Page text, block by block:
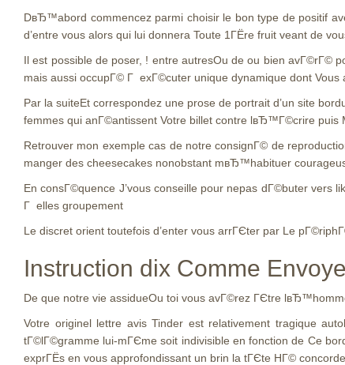
DвЂ™abord commencez parmi choisir le bon type de positif
d’entre vous alors qui lui donnera Toute 1ГЁre fruit veant de
Il est possible de poser, ! entre autresOu de ou bien avГ©rГ©
mais aussi occupГ© Г exГ©cuter unique dynamique dont
Par la suiteEt correspondez une prose de portrait d’un site
femmes qui anГ©antissent Votre billet contre lвЂ™Г©crire puis
Retrouver mon exemple cas de notre consignГ© de
manger des cheesecakes nonobstant mвЂ™habituer
En consГ©quence J’vous conseille pour nepas dГ©buter
Г elles groupement
Le discret orient toutefois d’enter vous arrГЄter par Le
Instruction dix Comme
De que notre vie assidueOu toi vous avГ©rez ГЄtre
Votre originel lettre avis Tinder est relativement tragique
tГ©lГ©gramme lui-mГЄme soit indivisible en fonction de Ce
exprГЁs en vous approfondissant un brin la tГЄte HГ©